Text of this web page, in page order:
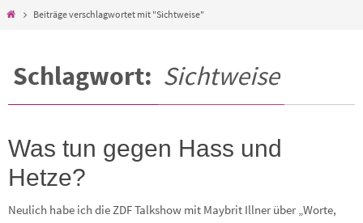
HomeBeiträge verschlagwortet mit "Sichtweise"
Schlagwort: Sichtweise
Was tun gegen Hass und
Hetze?
Neulich habe ich die ZDF Talkshow mit Maybrit Illner über „Worte,